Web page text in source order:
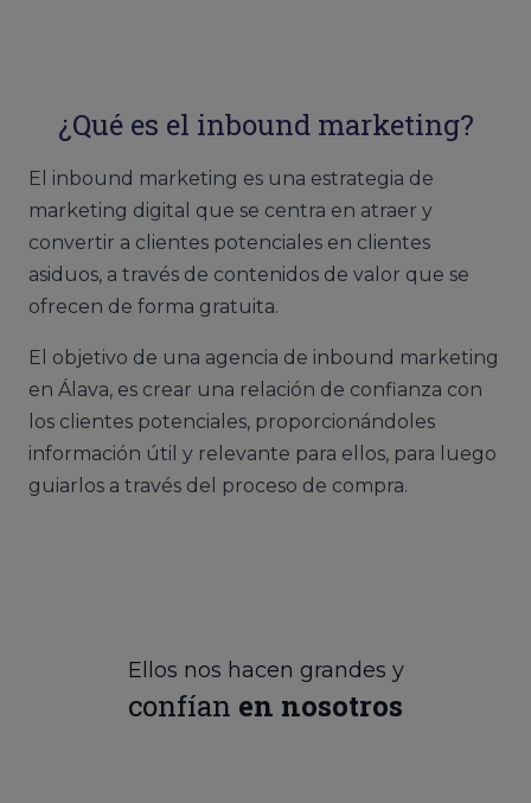
¿Qué es el inbound marketing?
El inbound marketing es una estrategia de
marketing digital que se centra en atraer y
convertir a clientes potenciales en clientes
asiduos, a través de contenidos de valor que se
ofrecen de forma gratuita.
El objetivo de una agencia de inbound marketing
en Álava, es crear una relación de confianza con
los clientes potenciales, proporcionándoles
información útil y relevante para ellos, para luego
guiarlos a través del proceso de compra.
Ellos nos hacen grandes y
confían en nosotros